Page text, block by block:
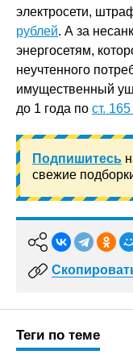
электросети,
рублей. А за
энергосетям,
неучтенного
имущественный
до 1 года по ст.
Подпишитесь
свежие
Теги по теме